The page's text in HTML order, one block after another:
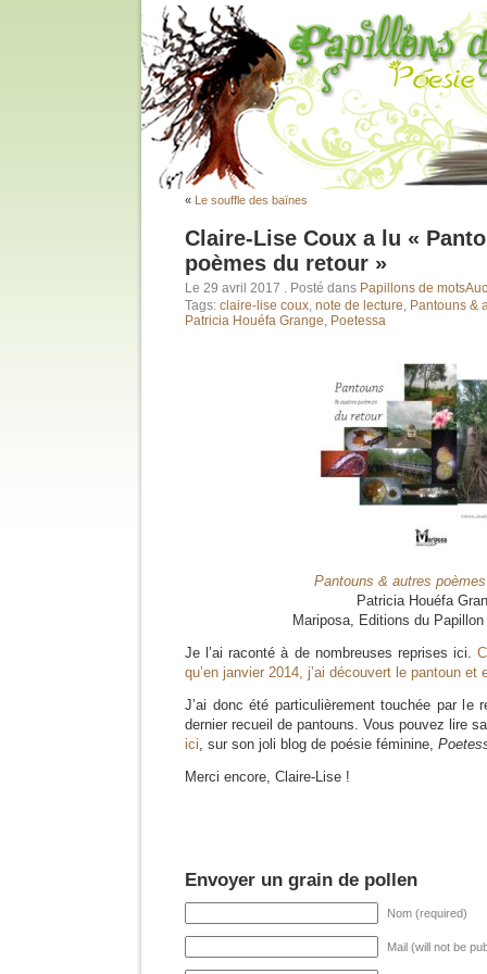
« Le souffle des baïnes
Claire-Lise Coux a lu «
poèmes du retour »
Le 29 avril 2017 . Posté dans Papillons de mots
Tags: claire-lise coux, note de lecture, Pantouns &
Patricia Houéfa Grange, Poetessa
Pantouns & autres
Patricia Houéfa
Mariposa, Editions du
Je l’ai raconté à de nombreuses reprises ici.
qu’en janvier 2014, j’ai découvert le pantoun
J’ai donc été particulièrement touchée par le
dernier recueil de pantouns. Vous pouvez lire
ici, sur son joli blog de poésie féminine,
Merci encore, Claire-Lise !
Envoyer un grain de pollen
Nom (required)
Mail (will not be